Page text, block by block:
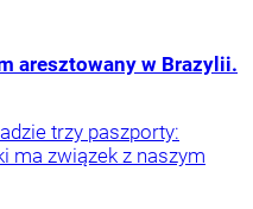
aresztowany w Brazylii.
trzy paszporty:
ma związek z naszym